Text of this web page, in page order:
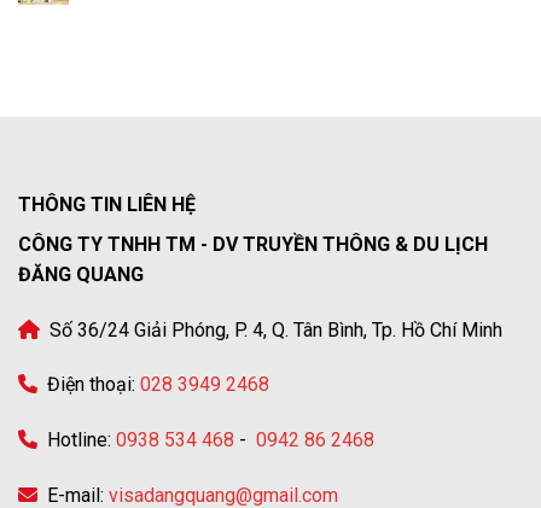
THÔNG TIN LIÊN HỆ
CÔNG TY TNHH TM - DV TRUYỀN THÔNG & DU LỊCH
ĐĂNG QUANG
Số 36/24 Giải Phóng, P. 4, Q. Tân Bình, Tp. Hồ Chí Minh
Điện thoại: 028 3949 2468
Hotline: 0938 534 468 - 0942 86 2468
E-mail: visadangquang@gmail.com